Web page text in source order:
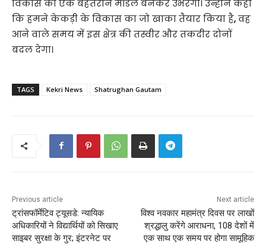
विकास का एक बेहतरीन मॉडल बनकर उभरेगा। उन्होंने कहा
कि हमने केकड़ी के विकास का जो खाका तैयार किया है,वह
आने वाले समय में इस क्षेत्र की तस्वीर और तकदीर दोनों
बदल देगा।
TAGS Kekri News Shatrughan Gautam
Previous article
ट्रांसफॉर्मेटिव ट्यूसडे: न्यायिक
अधिकारियों ने विद्यार्थियों को सिखाए
साइबर सुरक्षा के गुर; इंटरनेट पर
Next article
विश्व नवकार महामंत्र दिवस पर लाखों
श्रद्धालु करेंगे आराधना, 108 देशों में
एक साथ एक समय पर होगा सामूहिक